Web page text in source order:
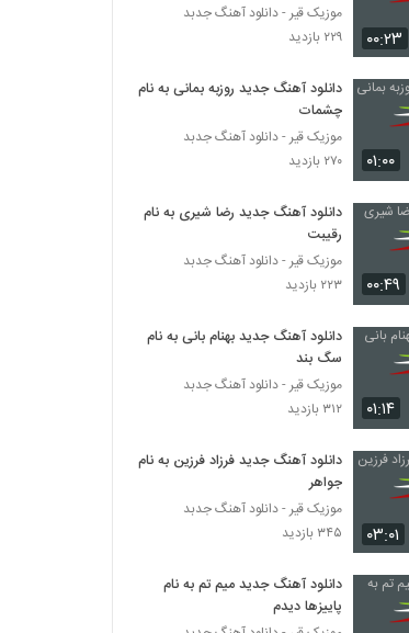
دانلود آهنگ جدید و زیبای داریوش شجاع با نام
درد عمیق
۳,۳۱۹ بازدید
دانلود آهنگ فرهاد سخایی معجزه عشق
۷۳۱ بازدید
دانلود آهنگ رضا همتی دلشکسته
دانلود آهنگ مهدی سروری کنارم بمون (Mehdi
Sarvari Kenaram Bemoun)
۵۰۴ بازدید
امیرحسین کاملی آهنگ عزیزمه
Mehdi Hashemi Naya Samtam
۳۹۵ بازدید
موزیک زیبای قصه عشق از حامد صفاپور
۵۵۴ بازدید
۰۰:۲۳
موزیک قیر - دانلود آهنگ جدبد
۲۲۹ بازدید
۰۱:۰۰
دانلود آهنگ جدید روزبه بمانی به نام
چشمات
موزیک قیر - دانلود آهنگ جدبد
۲۷۰ بازدید
۰۰:۴۹
دانلود آهنگ جدید رضا شیری به نام
رقیبت
موزیک قیر - دانلود آهنگ جدبد
۲۲۳ بازدید
۰۱:۱۴
دانلود آهنگ جدید بهنام بانی به نام
سگ بند
موزیک قیر - دانلود آهنگ جدبد
۳۱۲ بازدید
۰۳:۰۱
دانلود آهنگ جدید فرزاد فرزین به نام
جواهر
موزیک قیر - دانلود آهنگ جدبد
۳۴۵ بازدید
دانلود آهنگ جدید میم تم به نام
پاییزها دیدم